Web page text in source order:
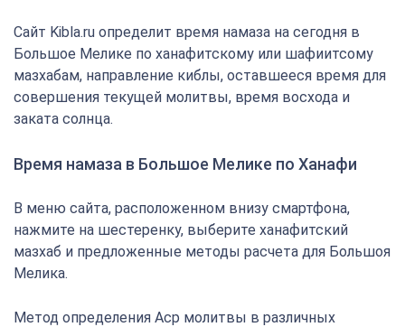
Сайт Kibla.ru определит время намаза на сегодня в
Большое Мелике по ханафитскому или шафиитсому
мазхабам, направление киблы, оставшееся время для
совершения текущей молитвы, время восхода и
заката солнца.
Время намаза в Большое Мелике по Ханафи
В меню сайта, расположенном внизу смартфона,
нажмите на шестеренку, выберите ханафитский
мазхаб и предложенные методы расчета для Большоя
Мелика.
Метод определения Аср молитвы в различных